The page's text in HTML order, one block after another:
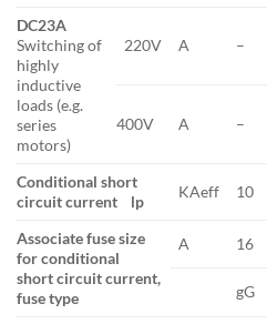
DC23A
Switching of
highly
inductive
loads (e.g.
series
motors)
220V A –
400V A –
Conditional short
circuit current
lp
KAeff 10
Associate fuse size
for conditional
short circuit current,
fuse type
A 16
gG